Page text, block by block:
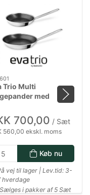
Trio Multi
med
keramisk Slip-
belægning - 24 & 28
700,00 / Sæt
560,00 ekskl. moms
Køb nu
vej til lager | Lev.tid: 3-
hverdage
Sælges i pakker af 5 Sæt